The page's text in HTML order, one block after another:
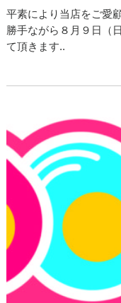
平素により当店をご愛
勝手ながら８月９日（
て頂きます..